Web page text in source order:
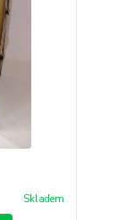
Skladem